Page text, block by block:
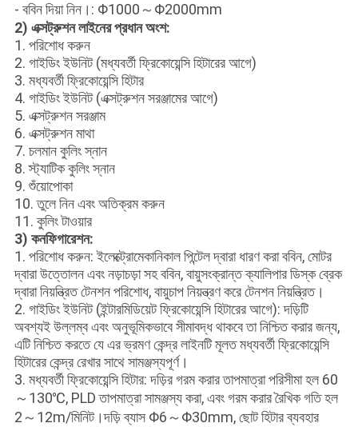
- ববিন দিয়া নিন।: Φ1000～Φ2000mm
2) এক্সট্রুশন লাইনের প্রধান অংশ:
1. পরিশোধ করুন
2. গাইডিং ইউনিট (মধ্যবর্তী ফ্রিকোয়েন্সি হিটারের আগে)
3. মধ্যবর্তী ফ্রিকোয়েন্সি হিটার
4. গাইডিং ইউনিট (এক্সট্রুশন সরঞ্জামের আগে)
5. এক্সট্রুশন সরঞ্জাম
6. এক্সট্রুশন মাথা
7. চলমান কুলিং স্নান
8. স্ট্যাটিক কুলিং স্নান
9. শুঁয়োপোকা
10. তুলে নিন এবং অতিক্রম করুন
11. কুলিং টাওয়ার
3) কনফিগারেশন:
1. পরিশোধ করুন: ইলেক্ট্রোমেকানিকাল পিন্টেল দ্বারা ধারণ করা ববিন, মোটর
দ্বারা উত্তোলন এবং নড়াচড়া সহ ববিন, বায়ুসংক্রান্ত ক্যালিপার ডিস্ক ব্রেক
দ্বারা নিয়ন্ত্রিত টেনশন পরিশোধ, বায়ুচাপ নিয়ন্ত্রণ করে টেনশন নিয়ন্ত্রিত।
2. গাইডিং ইউনিট (ইন্টারমিডিয়েট ফ্রিকোয়েন্সি হিটারের আগে): দড়িটি
অবশ্যই উল্লম্ব এবং অনুভূমিকভাবে সীমাবদ্ধ থাকবে তা নিশ্চিত করার জন্য,
এটি নিশ্চিত করতে যে এর ভ্রমণ কেন্দ্র লাইনটি মূলত মধ্যবর্তী ফ্রিকোয়েন্সি
হিটারের কেন্দ্র রেখার সাথে সামঞ্জস্যপূর্ণ।
3. মধ্যবর্তী ফ্রিকোয়েন্সি হিটার: দড়ির গরম করার তাপমাত্রা পরিসীমা হল 60
～130℃, PLD তাপমাত্রা সামঞ্জস্য করা, এবং গরম করার রৈখিক গতি হল
2～12m/মিনিট।দড়ি ব্যাস Φ6～Φ30mm, ছোট হিটার ব্যবহার